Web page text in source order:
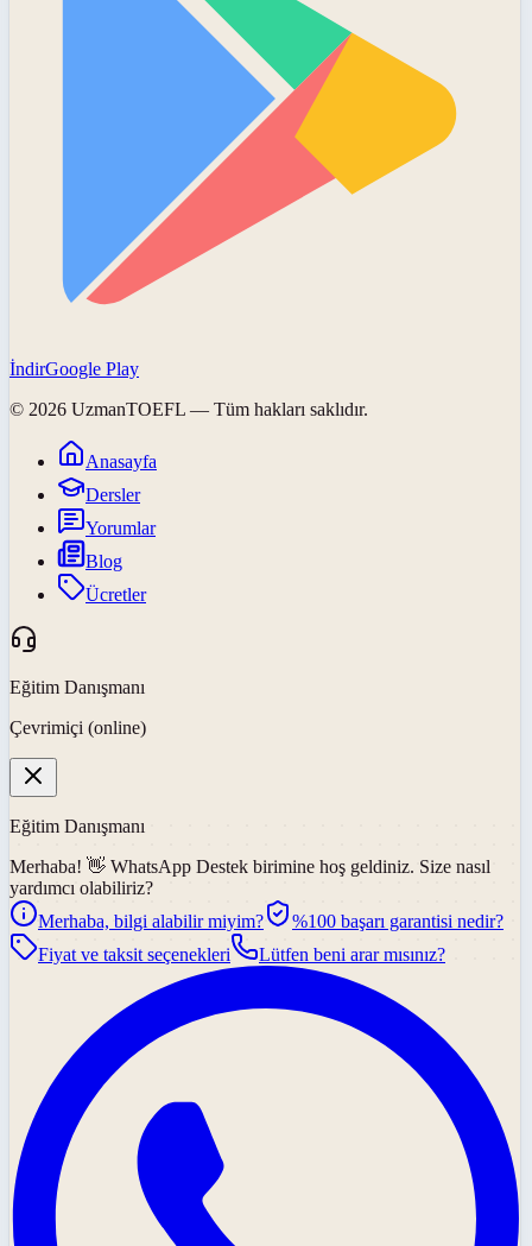
İndirGoogle Play
© 2026 UzmanTOEFL — Tüm hakları saklıdır.
Anasayfa
Dersler
Yorumlar
Blog
Ücretler
Eğitim Danışmanı
Çevrimiçi (online)
Eğitim Danışmanı
Merhaba! 👋 WhatsApp Destek birimine hoş geldiniz. Size nasıl
yardımcı olabiliriz?
Merhaba, bilgi alabilir miyim?
%100 başarı garantisi nedir?
Fiyat ve taksit seçenekleri
Lütfen beni arar mısınız?